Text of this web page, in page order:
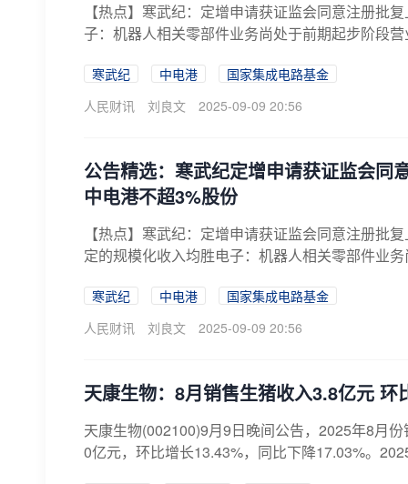
【热点】寒武纪：定增申请获证监会同意注册批
子：机器人相关零部件业务尚处于前期起步阶段
寒武纪 中电港
国家集成电路基金
人民财讯
刘良文 2025-09-09 20:56
公告精选：寒武纪定增申请获证监会同
中电港不超3%股份
【热点】寒武纪：定增申请获证监会同意注册批
定的规模化收入均胜电子：机器人相关零部件业
寒武纪 中电港
国家集成电路基金
人民财讯
刘良文 2025-09-09 20:56
天康生物：8月销售生猪收入3.8亿元 环
天康生物(002100)9月9日晚间公告，2025年8月
0亿元，环比增长13.43%，同比下降17.03%。